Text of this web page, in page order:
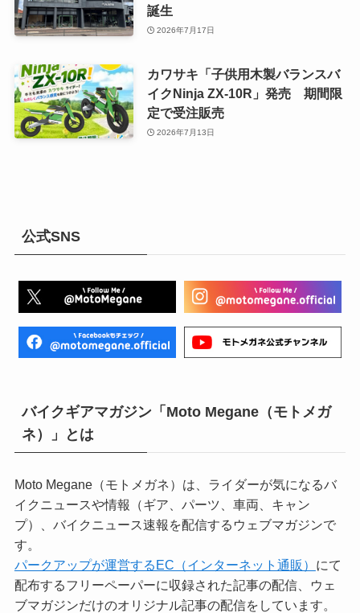
誕生
2026年7月17日
カワサキ「子供用木製バランスバ
イクNinja ZX-10R」発売 期間限
定で受注販売
2026年7月13日
公式SNS
バイクギアマガジン「Moto Megane（モトメガ
ネ）」とは
Moto Megane（モトメガネ）は、ライダーが気になるバ
イクニュースや情報（ギア、パーツ、車両、キャン
プ）、バイクニュース速報を配信するウェブマガジンで
す。
パークアップが運営するEC（インターネット通販） にて
配布するフリーペーパーに収録された記事の配信、ウェ
ブマガジンだけのオリジナル記事の配信をしています。